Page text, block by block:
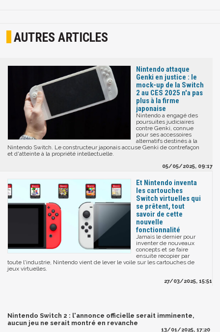
AUTRES ARTICLES
Nintendo attaque
Genki en justice : le
mock-up de la Switch
2 au CES 2025 n'a pas
plus à la firme
japonaise
Nintendo a engagé des
poursuites judiciaires
contre Genki, connue
pour ses accessoires
alternatifs destinés à la
Nintendo Switch. Le constructeur japonais accuse Genki de contrefaçon
et d'atteinte à la propriété intellectuelle.
05/05/2025, 09:17
Et Nintendo inventa
les cartouches
Switch virtuelles qui
se prêtent, tout
savoir de cette
nouvelle
fonctionnalité
Jamais le dernier pour
inventer de nouveaux
concepts et se faire
ensuite recopier par
toute l'industrie, Nintendo vient de lever le voile sur les cartouches de
jeux virtuelles.
27/03/2025, 15:51
Nintendo Switch 2 : l'annonce officielle serait imminente,
aucun jeu ne serait montré en revanche
13/01/2025, 17:20